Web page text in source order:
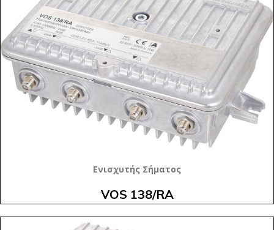
VOS 138/RA
Ενισχυτής Σήματος